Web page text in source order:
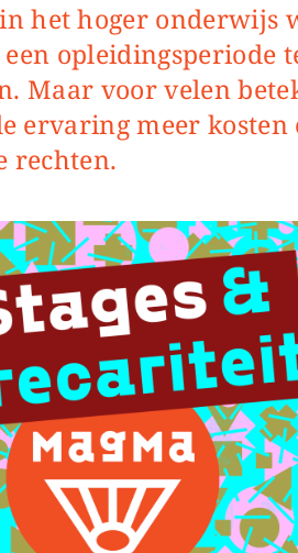
opleidingsperiode
Maar voor velen
ervaring meer kosten
rechten.